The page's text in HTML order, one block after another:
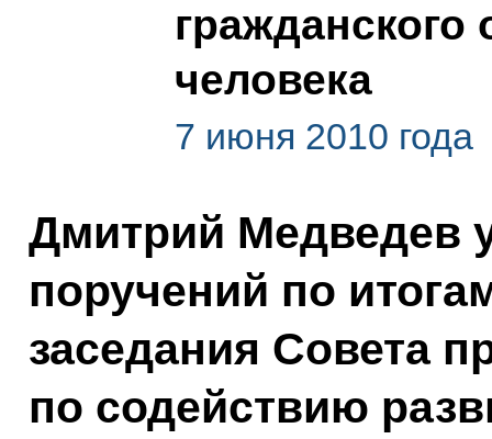
человека
7 июня 2010 года
Дмитрий Медведев
поручений по
заседания Совета
по содействию